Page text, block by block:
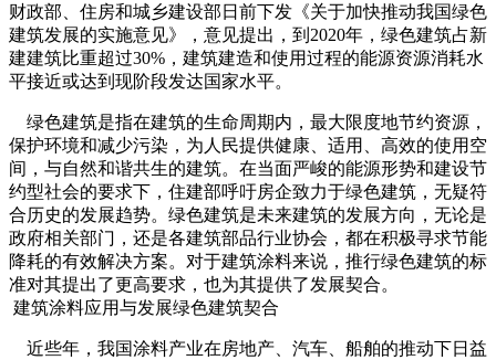
财政部、住房和城乡建设部日前下发《关于加快推动我国绿色
建筑发展的实施意见》，意见提出，到2020年，绿色建筑占新
建建筑比重超过30%，建筑建造和使用过程的能源资源消耗水
平接近或达到现阶段发达国家水平。
绿色建筑是指在建筑的生命周期内，最大限度地节约资源，
保护环境和减少污染，为人民提供健康、适用、高效的使用空
间，与自然和谐共生的建筑。在当面严峻的能源形势和建设节
约型社会的要求下，住建部呼吁房企致力于绿色建筑，无疑符
合历史的发展趋势。绿色建筑是未来建筑的发展方向，无论是
政府相关部门，还是各建筑部品行业协会，都在积极寻求节能
降耗的有效解决方案。对于建筑涂料来说，推行绿色建筑的标
准对其提出了更高要求，也为其提供了发展契合。
建筑涂料应用与发展绿色建筑契合
近些年，我国涂料产业在房地产、汽车、船舶的推动下日益